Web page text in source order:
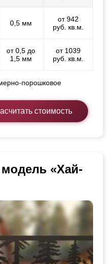
0,5 мм
от 942
руб. кв.м.
от 0,5 до
1,5 мм
от 1039
руб. кв.м.
порошковое
стоимость
«Хай-